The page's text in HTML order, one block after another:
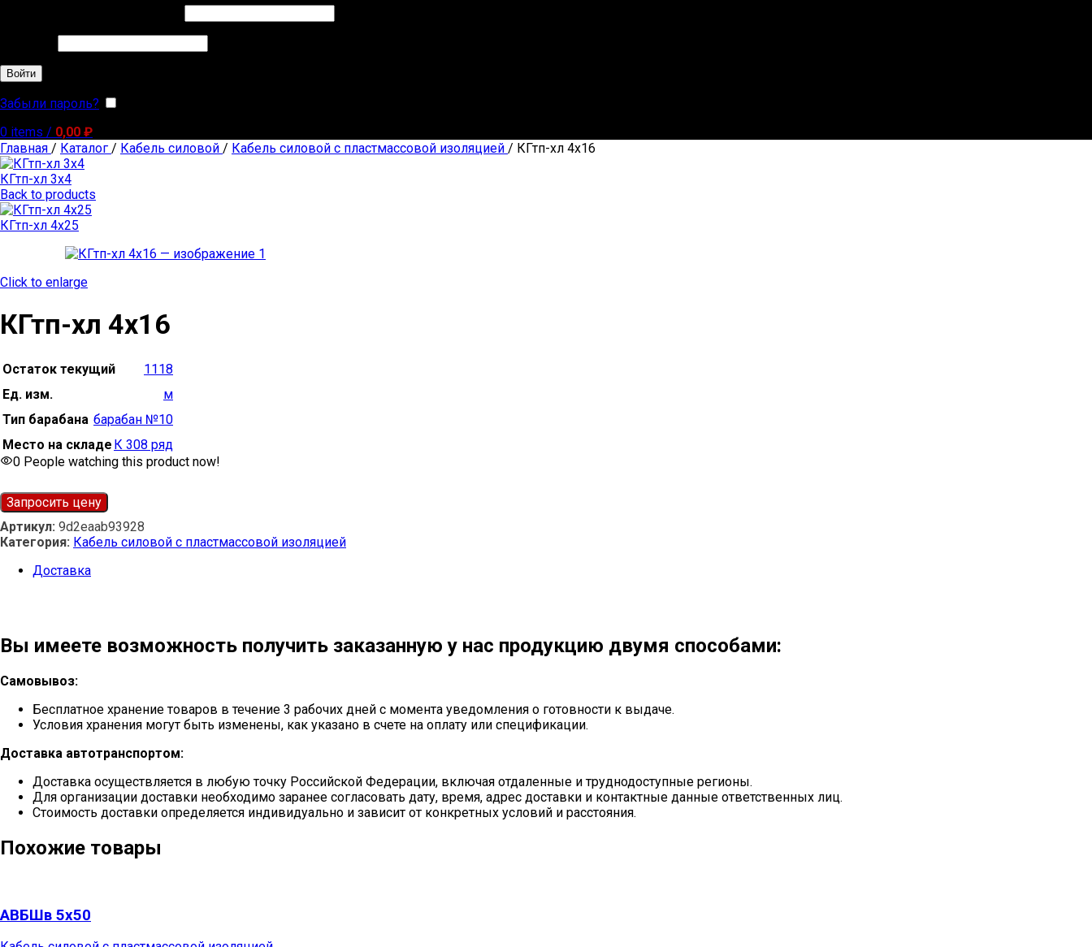
Войти
Забыли пароль?
0 items / 0,00 ₽
Главная / Каталог / Кабель силовой / Кабель силовой с пластмассовой изоляцией / КГтп-хл 4х16
КГтп-хл 3х4
Back to products
КГтп-хл 4х25
Click to enlarge
КГтп-хл 4х16
Остаток текущий
1118
Ед. изм.
м
Тип барабана барабан №10
Место на складе К 308 ряд
0 People watching this product now!
Запросить цену
Артикул: 9d2eaab93928
Категория: Кабель силовой с пластмассовой изоляцией
Доставка
Вы имеете возможность получить заказанную у нас продукцию двумя способами:
Самовывоз:
Бесплатное хранение товаров в течение 3 рабочих дней с момента уведомления о готовности к выдаче.
Условия хранения могут быть изменены, как указано в счете на оплату или спецификации.
Доставка автотранспортом:
Доставка осуществляется в любую точку Российской Федерации, включая отдаленные и труднодоступные регионы.
Для организации доставки необходимо заранее согласовать дату, время, адрес доставки и контактные данные ответственных лиц.
Стоимость доставки определяется индивидуально и зависит от конкретных условий и расстояния.
Похожие товары
АВБШв 5х50